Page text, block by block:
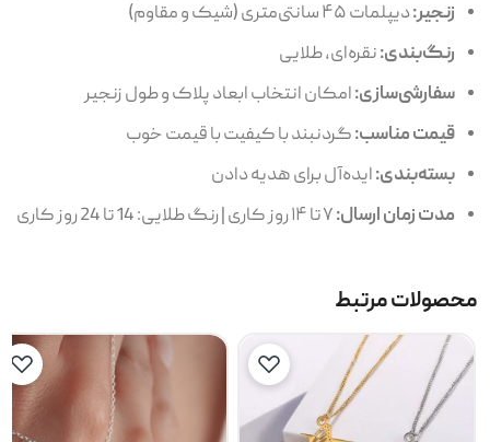
زنجیر:دیپلمات ۴۵ سانتی‌متری (شیک و مقاوم)
رنگ‌بندی:نقره‌ای، طلایی
سفارشی‌سازی:امکان انتخاب ابعاد پلاک و طول زنجیر
قیمت مناسب:گردنبند با کیفیت با قیمت خوب
بسته‌بندی:ایده‌آل برای هدیه دادن
مدت زمان ارسال:
محصولات مرتبط